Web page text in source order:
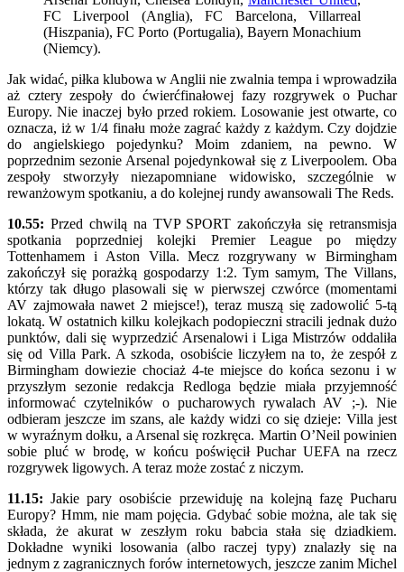
FC Liverpool (Anglia), FC Barcelona, Villarreal
(Hiszpania), FC Porto (Portugalia), Bayern Monachium
(Niemcy).
Jak widać, piłka klubowa w Anglii nie zwalnia tempa i wprowadziła
aż cztery zespoły do ćwierćfinałowej fazy rozgrywek o Puchar
Europy. Nie inaczej było przed rokiem. Losowanie jest otwarte, co
oznacza, iż w 1/4 finału może zagrać każdy z każdym. Czy dojdzie
do angielskiego pojedynku? Moim zdaniem, na pewno. W
poprzednim sezonie Arsenal pojedynkował się z Liverpoolem. Oba
zespoły stworzyły niezapomniane widowisko, szczególnie w
rewanżowym spotkaniu, a do kolejnej rundy awansowali The Reds.
10.55: Przed chwilą na TVP SPORT zakończyła się retransmisja
spotkania poprzedniej kolejki Premier League po między
Tottenhamem i Aston Villa. Mecz rozgrywany w Birmingham
zakończył się porażką gospodarzy 1:2. Tym samym, The Villans,
którzy tak długo plasowali się w pierwszej czwórce (momentami
AV zajmowała nawet 2 miejsce!), teraz muszą się zadowolić 5-tą
lokatą. W ostatnich kilku kolejkach podopieczni stracili jednak dużo
punktów, dali się wyprzedzić Arsenalowi i Liga Mistrzów oddaliła
się od Villa Park. A szkoda, osobiście liczyłem na to, że zespół z
Birmingham dowiezie chociaż 4-te miejsce do końca sezonu i w
przyszłym sezonie redakcja Redloga będzie miała przyjemność
informować czytelników o pucharowych rywalach AV ;-). Nie
odbieram jeszcze im szans, ale każdy widzi co się dzieje: Villa jest
w wyraźnym dołku, a Arsenal się rozkręca. Martin O’Neil powinien
sobie pluć w brodę, w końcu poświęcił Puchar UEFA na rzecz
rozgrywek ligowych. A teraz może zostać z niczym.
11.15: Jakie pary osobiście przewiduję na kolejną fazę Pucharu
Europy? Hmm, nie mam pojęcia. Gdybać sobie można, ale tak się
składa, że akurat w zeszłym roku babcia stała się dziadkiem.
Dokładne wyniki losowania (albo raczej typy) znalazły się na
jednym z zagranicznych forów internetowych, jeszcze zanim Michel